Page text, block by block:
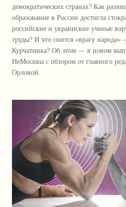
демократических странах? Как
образование в России достигла
российские и украинские ученые
труды? И что снится «врагу народа»
Курчатника? Об этом — в новом
НеМосквы с обзором от главного
Орловой.